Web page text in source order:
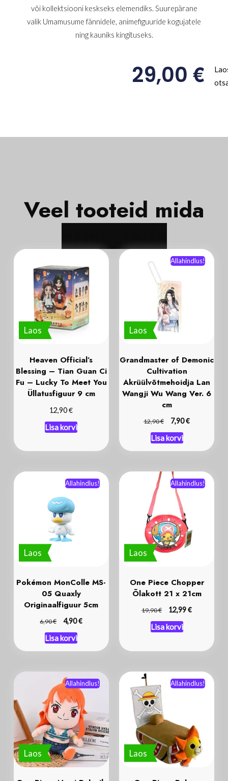
või kollektsiooni keskseks elemendiks. Suurepärane
valik Umamusume fännidele, animefiguuride kogujatele
ning kauniks kingituseks.
29,00€
Veel tooteid mida
Laos
Heaven Official’s
Fu – Lucky To Meet You
Üllatusfiguur 9 cm
12,90 €
Grandmaster of Demonic
Akrüülvõtmehoidja Lan
Wangji Wu Wang Ver. 6
cm
12,90€ 7,90€
Pokémon MonColle MS-
Originaalfiguur 5cm
6,90 € 4,90€
Laos
One Piece Chopper
19,90€ 12,99€
Laos
One Piece Nami Pehmik
25 cm
Laos
One Piece Pehme
Mänguasi: Thousand